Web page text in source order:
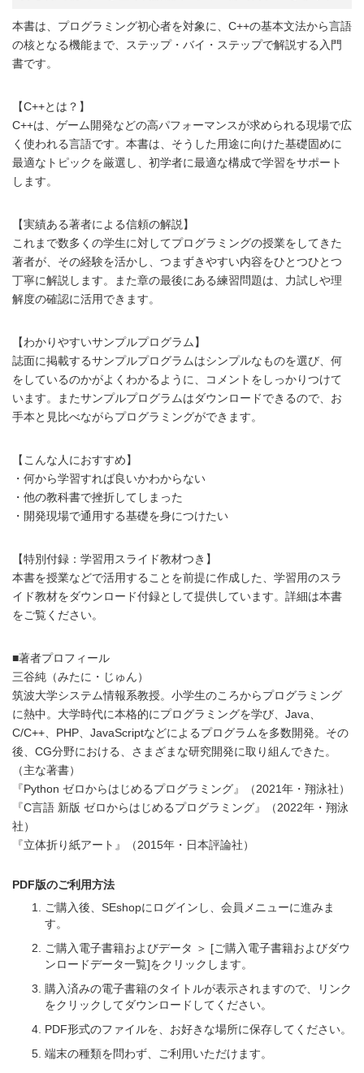
本書は、プログラミング初心者を対象に、C++の基本文法から言語
の核となる機能まで、ステップ・バイ・ステップで解説する入門
書です。
【C++とは？】
C++は、ゲーム開発などの高パフォーマンスが求められる現場で広
く使われる言語です。本書は、そうした用途に向けた基礎固めに
最適なトピックを厳選し、初学者に最適な構成で学習をサポート
します。
【実績ある著者による信頼の解説】
これまで数多くの学生に対してプログラミングの授業をしてきた
著者が、その経験を活かし、つまずきやすい内容をひとつひとつ
丁寧に解説します。また章の最後にある練習問題は、力試しや理
解度の確認に活用できます。
【わかりやすいサンプルプログラム】
誌面に掲載するサンプルプログラムはシンプルなものを選び、何
をしているのかがよくわかるように、コメントをしっかりつけて
います。またサンプルプログラムはダウンロードできるので、お
手本と見比べながらプログラミングができます。
【こんな人におすすめ】
・何から学習すれば良いかわからない
・他の教科書で挫折してしまった
・開発現場で通用する基礎を身につけたい
【特別付録：学習用スライド教材つき】
本書を授業などで活用することを前提に作成した、学習用のスラ
イド教材をダウンロード付録として提供しています。詳細は本書
をご覧ください。
■著者プロフィール
三谷純（みたに・じゅん）
筑波大学システム情報系教授。小学生のころからプログラミング
に熱中。大学時代に本格的にプログラミングを学び、Java、
C/C++、PHP、JavaScriptなどによるプログラムを多数開発。その
後、CG分野における、さまざまな研究開発に取り組んできた。
（主な著書）
『Python ゼロからはじめるプログラミング』（2021年・翔泳社）
『C言語 新版 ゼロからはじめるプログラミング』（2022年・翔泳
社）
『立体折り紙アート』（2015年・日本評論社）
PDF版のご利用方法
ご購入後、SEshopにログインし、会員メニューに進みま
す。
ご購入電子書籍およびデータ ＞ [ご購入電子書籍およびダウ
ンロードデータ一覧]をクリックします。
購入済みの電子書籍のタイトルが表示されますので、リンク
をクリックしてダウンロードしてください。
PDF形式のファイルを、お好きな場所に保存してください。
端末の種類を問わず、ご利用いただけます。